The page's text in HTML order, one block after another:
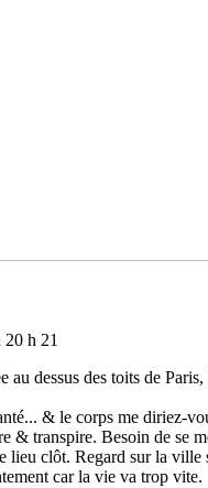
20 h 21
au dessus des toits de
& le corps me diriez-
& trans­pire. Besoin de se
lieu clôt. Regard sur la
car la vie va trop vite.